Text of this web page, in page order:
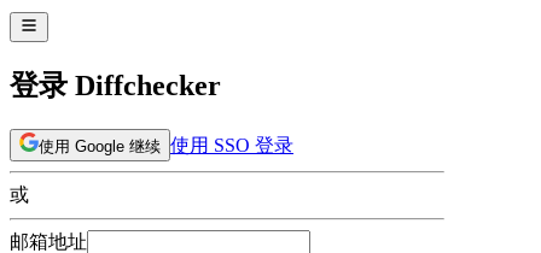
登录 Diffchecker
使用 Google 继续 使用 SSO 登录
或
邮箱地址